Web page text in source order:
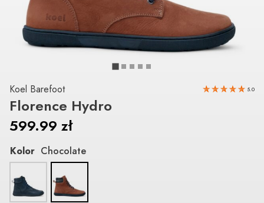
Koel Barefoot 5.0
Florence Hydro
599.99 zł
Kolor Chocolate